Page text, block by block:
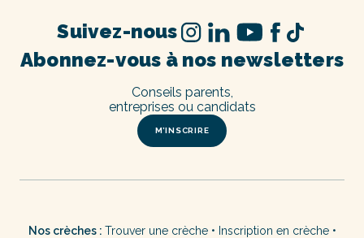
Abonnez-vous à nos newsletters
M’INSCRIRE
Conseils parents,
entreprises ou candidats
Suivez-nous
Nos crèches : Trouver une crèche• Inscription en crèche•